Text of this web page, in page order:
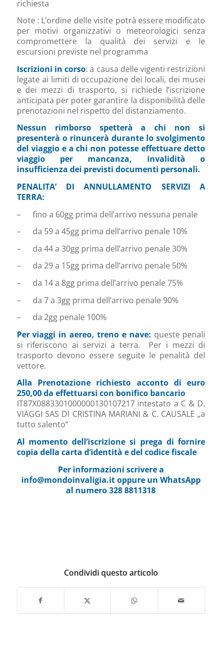
richiesta
Note : L’ordine delle visite potrà essere modificato
per motivi organizzativi o meteorologici senza
compromettere la qualità dei servizi e le
escursioni previste nel programma
Iscrizioni in corso: a causa delle vigenti restrizioni
legate ai limiti di occupazione dei locali, dei musei
e dei mezzi di trasporto, si richiede l’iscrizione
anticipata per poter garantire la disponibilità delle
prenotazioni nel rispetto del distanziamento.
Nessun rimborso spetterà a chi non si
presenterà o rinuncerà durante lo svolgimento
del viaggio e a chi non potesse effettuare detto
viaggio per mancanza, invalidità o
insufficienza dei previsti documenti personali.
PENALITA’ DI ANNULLAMENTO SERVIZI A
TERRA:
– fino a 60gg prima dell’arrivo nessuna penale
– da 59 a 45gg prima dell’arrivo penale 10%
– da 44 a 30gg prima dell’arrivo penale 30%
– da 29 a 15gg prima dell’arrivo penale 50%
– da 14 a 8gg prima dell’arrivo penale 75%
– da 7 a 3gg prima dell’arrivo penale 90%
– da 2gg penale 100%
Per viaggi in aereo, treno e nave: queste penali
si riferiscono ai servizi a terra. Per i mezzi di
trasporto devono essere seguite le penalità del
vettore.
Alla Prenotazione richiesto acconto di euro
250,00 da effettuarsi con bonifico bancario
IT87X0883301000000130107217 intestato a C & D.
VIAGGI SAS DI CRISTINA MARIANI & C. CAUSALE „a
tutto salento“
Al momento dell’iscrizione si prega di fornire
copia della carta d’identità e del codice fiscale
Per informazioni scrivere a
info@mondoinvaligia.itoppure un WhatsApp
al numero 328 8811318
Condividi questo articolo